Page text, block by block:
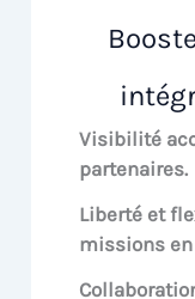
Visibilité
partenaires.
Liberté et
missions